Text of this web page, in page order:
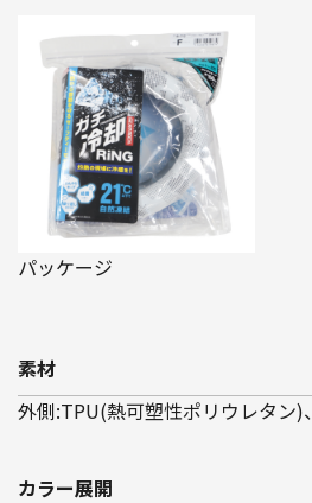
パッケージ
素材
外側:TPU(熱可塑性ポリウレタン)
カラー展開